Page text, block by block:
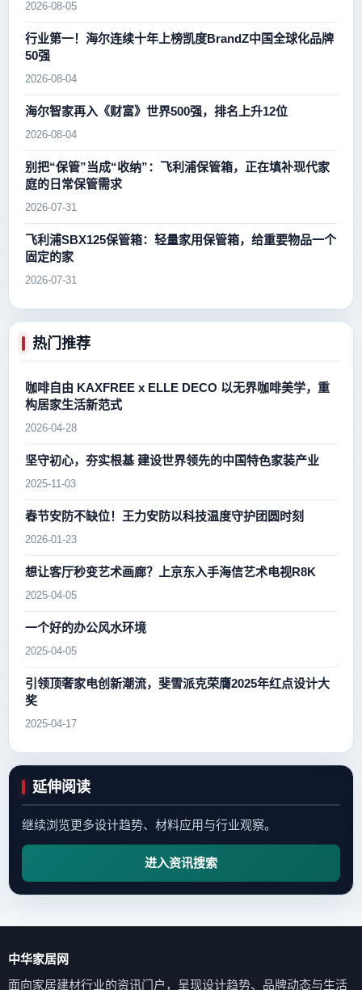
2026-08-05
行业第一！海尔连续十年上榜凯度BrandZ中国全球化品牌
50强
2026-08-04
海尔智家再入《财富》世界500强，排名上升12位
2026-08-04
别把“保管”当成“收纳”：飞利浦保管箱，正在填补现代家
庭的日常保管需求
2026-07-31
飞利浦SBX125保管箱：轻量家用保管箱，给重要物品一个
固定的家
2026-07-31
热门推荐
咖啡自由 KAXFREE x ELLE DECO 以无界咖啡美学，重
构居家生活新范式
2026-04-28
坚守初心，夯实根基 建设世界领先的中国特色家装产业
2025-11-03
春节安防不缺位！王力安防以科技温度守护团圆时刻
2026-01-23
想让客厅秒变艺术画廊？上京东入手海信艺术电视R8K
2025-04-05
一个好的办公风水环境
2025-04-05
引领顶奢家电创新潮流，斐雪派克荣膺2025年红点设计大
奖
2025-04-17
延伸阅读
继续浏览更多设计趋势、材料应用与行业观察。
进入资讯搜索
中华家居网
面向家居建材行业的资讯门户，呈现设计趋势、品牌动态与生活